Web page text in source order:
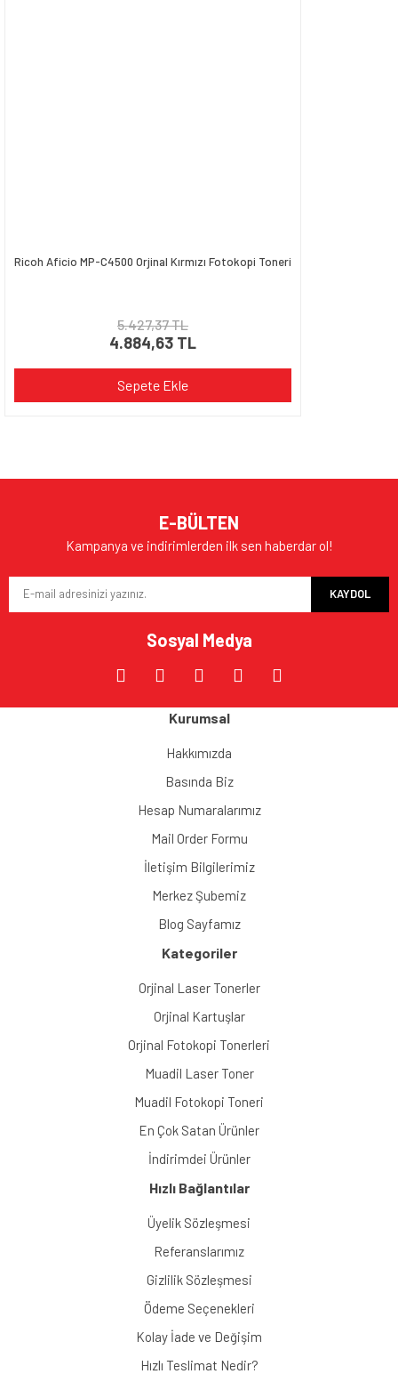
Ricoh Aficio MP-C4500 Orjinal Kırmızı Fotokopi Toneri
5.427,37 TL
4.884,63 TL
Sepete Ekle
E-BÜLTEN
Kampanya ve indirimlerden ilk sen haberdar ol!
KAYDOL
Sosyal Medya
Kurumsal
Hakkımızda
Basında Biz
Hesap Numaralarımız
Mail Order Formu
İletişim Bilgilerimiz
Merkez Şubemiz
Blog Sayfamız
Kategoriler
Orjinal Laser Tonerler
Orjinal Kartuşlar
Orjinal Fotokopi Tonerleri
Muadil Laser Toner
Muadil Fotokopi Toneri
En Çok Satan Ürünler
İndirimdei Ürünler
Hızlı Bağlantılar
Üyelik Sözleşmesi
Referanslarımız
Gizlilik Sözleşmesi
Ödeme Seçenekleri
Kolay İade ve Değişim
Hızlı Teslimat Nedir?